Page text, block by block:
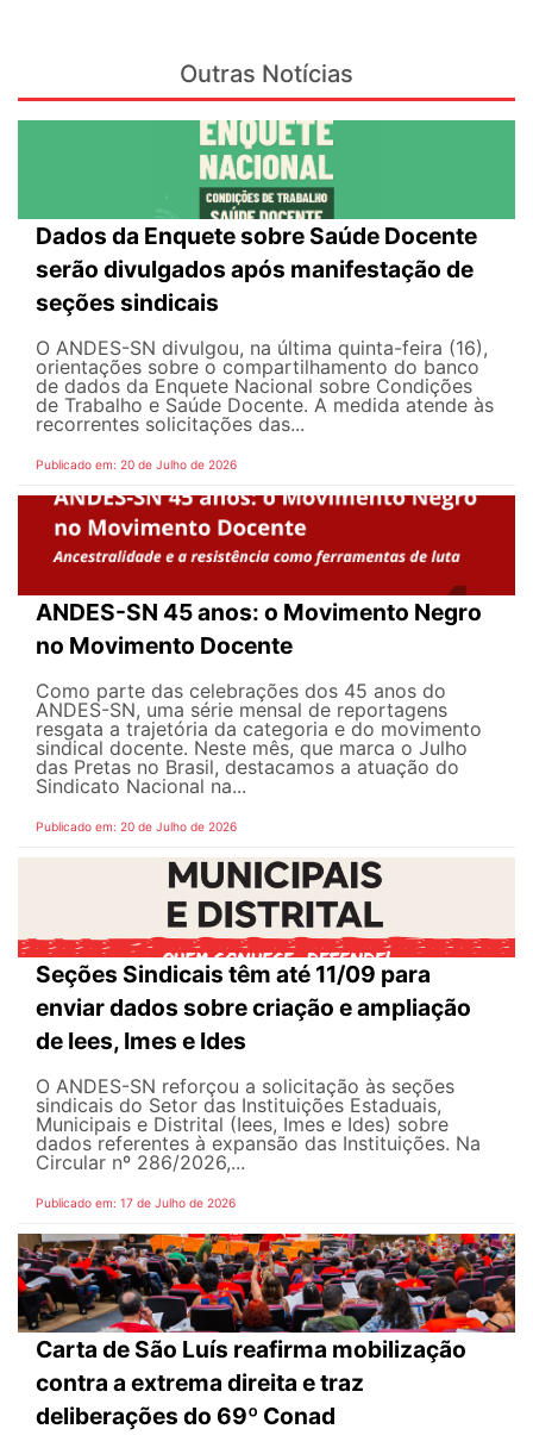
Outras Notícias
Dados da Enquete sobre Saúde Docente
serão divulgados após manifestação de
seções sindicais
O ANDES-SN divulgou, na última quinta-feira (16),
orientações sobre o compartilhamento do banco
de dados da Enquete Nacional sobre Condições
de Trabalho e Saúde Docente. A medida atende às
recorrentes solicitações das...
Publicado em: 20 de Julho de 2026
ANDES-SN 45 anos: o Movimento Negro
no Movimento Docente
Como parte das celebrações dos 45 anos do
ANDES-SN, uma série mensal de reportagens
resgata a trajetória da categoria e do movimento
sindical docente. Neste mês, que marca o Julho
das Pretas no Brasil, destacamos a atuação do
Sindicato Nacional na...
Publicado em: 20 de Julho de 2026
Seções Sindicais têm até 11/09 para
enviar dados sobre criação e ampliação
de Iees, Imes e Ides
O ANDES-SN reforçou a solicitação às seções
sindicais do Setor das Instituições Estaduais,
Municipais e Distrital (Iees, Imes e Ides) sobre
dados referentes à expansão das Instituições. Na
Circular nº 286/2026,...
Publicado em: 17 de Julho de 2026
Carta de São Luís reafirma mobilização
contra a extrema direita e traz
deliberações do 69º Conad